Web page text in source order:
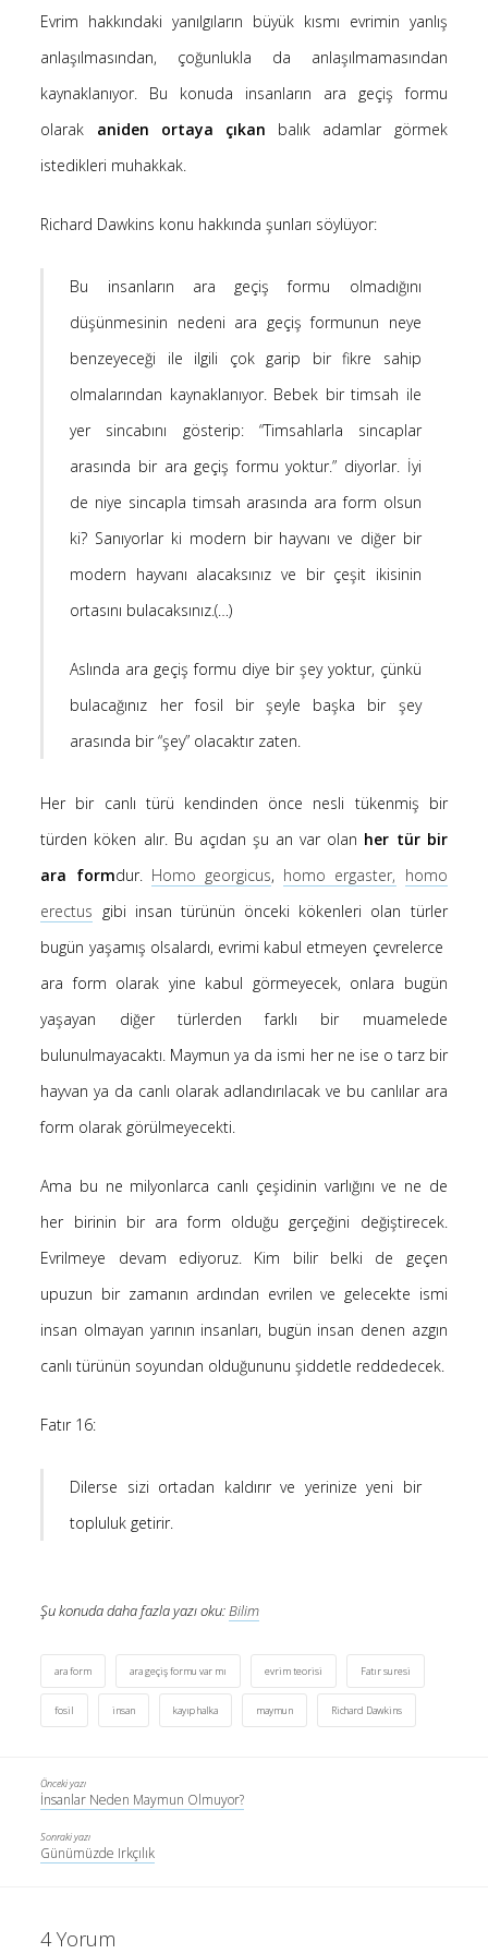
Saçı Örtmek Kur’an’ın Emri midir? – Nihai
10 Şubat 2026
Biraz Hayal, Biraz Aşk, Merhaba!
20 Şubat 2025
27 Kasım 2024
Kendime Düşünceler
27 Ekim 2024
Ziynet Nedir? (Nur 31)
Son Yorumlar
5 Ocak 2025
Hakan öztürk-Kur’an’a göre Hırsızın Eli mi Kesilir ?
10 Kasım 2024
Ayfer Kaya -Saçı Örtmek Kur’an’ın Emri midir?
laçin-Saçı Örtmek Kur’an’ın Emri midir?
30 Nisan 2020
Kategoriler
Bilim(8)
Bilişim(4)
Linux(4)
Kendime Düşünceler
Kitap Tavsiyesi
Evrim hakkındaki yanılgıların büyük kısmı evrimin yanlış
anlaşılmasından, çoğunlukla da anlaşılmamasından
kaynaklanıyor. Bu konuda insanların ara geçiş formu
olarak aniden ortaya çıkan balık adamlar görmek
istedikleri muhakkak.
Richard Dawkins konu hakkında şunları söylüyor:
Bu insanların ara geçiş formu olmadığını
düşünmesinin nedeni ara geçiş formunun neye
benzeyeceği ile ilgili çok garip bir fikre sahip
olmalarından kaynaklanıyor. Bebek bir timsah ile
yer sincabını gösterip: “Timsahlarla sincaplar
arasında bir ara geçiş formu yoktur.” diyorlar. İyi
de niye sincapla timsah arasında ara form olsun
ki? Sanıyorlar ki modern bir hayvanı ve diğer bir
modern hayvanı alacaksınız ve bir çeşit ikisinin
ortasını bulacaksınız.(…)
Aslında ara geçiş formu diye bir şey yoktur, çünkü
bulacağınız her fosil bir şeyle başka bir şey
arasında bir “şey” olacaktır zaten.
Her bir canlı türü kendinden önce nesli tükenmiş bir
türden köken alır. Bu açıdan şu an var olan her tür bir
ara formdur. Homo georgicus, homo ergaster, homo
erectus gibi insan türünün önceki kökenleri olan türler
bugün yaşamış olsalardı, evrimi kabul etmeyen çevrelerce
ara form olarak yine kabul görmeyecek, onlara bugün
yaşayan diğer türlerden farklı bir muamelede
bulunulmayacaktı. Maymun ya da ismi her ne ise o tarz bir
hayvan ya da canlı olarak adlandırılacak ve bu canlılar ara
form olarak görülmeyecekti.
Ama bu ne milyonlarca canlı çeşidinin varlığını ve ne de
her birinin bir ara form olduğu gerçeğini değiştirecek.
Evrilmeye devam ediyoruz. Kim bilir belki de geçen
upuzun bir zamanın ardından evrilen ve gelecekte ismi
insan olmayan yarının insanları, bugün insan denen azgın
canlı türünün soyundan olduğununu şiddetle reddedecek.
Fatır 16:
Dilerse sizi ortadan kaldırır ve yerinize yeni bir
topluluk getirir.
Şu konuda daha fazla yazı oku: Bilim
ara form ara geçiş formu var mı evrim teorisi Fatır suresi
fosil insan kayıp halka maymun Richard Dawkins
Önceki yazı
İnsanlar Neden Maymun Olmuyor?
Sonraki yazı
Günümüzde Irkçılık
4 Yorum